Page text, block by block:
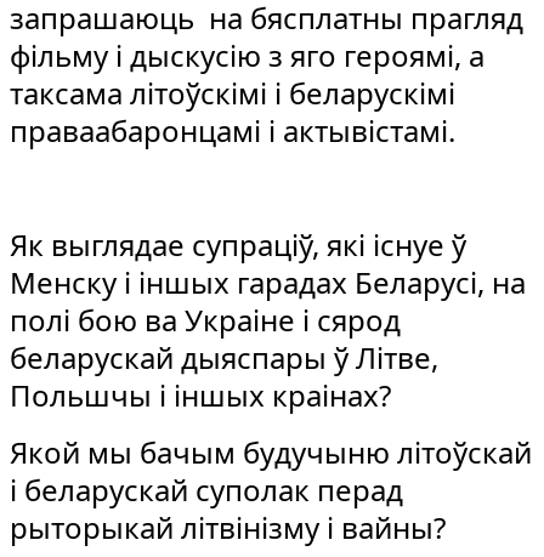
запрашаюць на бясплатны прагляд
фільму і дыскусію з яго героямі, а
таксама літоўскімі і беларускімі
праваабаронцамі і актывістамі.
Як выглядае супраціў, які існуе ў
Менску і іншых гарадах Беларусі, на
полі бою ва Украіне і сярод
беларускай дыяспары ў Літве,
Польшчы і іншых краінах?
Якой мы бачым будучыню літоўскай
і беларускай суполак перад
рыторыкай літвінізму і вайны?